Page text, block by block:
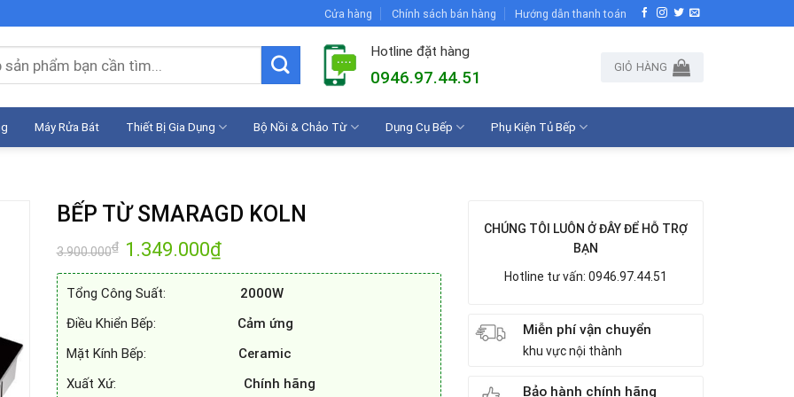
Cửa hàng Chính sách bán hàng Hướng dẫn thanh toán
Hotline đặt hàng
0946.97.44.51
GIỎ HÀNG
Máy Rửa Bát Thiết Bị Gia Dụng Bộ Nồi & Chảo Từ Dụng Cụ Bếp Phụ Kiện Tủ Bếp
BẾP TỪ SMARAGD KOLN
3.900.000₫ Giá
gốc
là:
1.349.000₫Giá
hiện
tại
1.349.000₫.
Tổng Công Suất:
2000W
Điều Khiển Bếp: Cảm ứng
Mặt Kính Bếp: Ceramic
Xuất Xứ:
Chính hãng
CHÚNG TÔI LUÔN Ở ĐÂY ĐỂ HỖ TRỢ
BẠN
Hotline tư vấn: 0946.97.44.51
Miễn phí vận chuyển
khu vực nội thành
Bảo hành chính hãng